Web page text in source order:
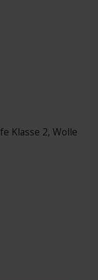
Klasse 2, Wolle